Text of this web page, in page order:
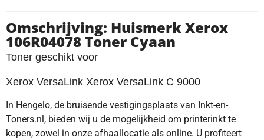
Omschrijving: Huismerk Xerox
106R04078 Toner Cyaan
Toner geschikt voor
Xerox VersaLink Xerox VersaLink C 9000
In Hengelo, de bruisende vestigingsplaats van Inkt-en-
Toners.nl, bieden wij u de mogelijkheid om printerinkt te
kopen, zowel in onze afhaallocatie als online. U profiteert